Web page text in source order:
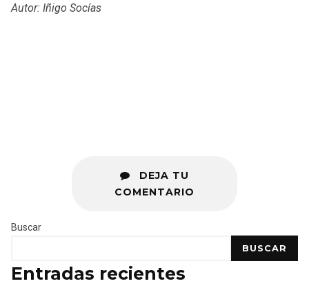
Autor: Iñigo Socías
DEJA TU
COMENTARIO
Buscar
BUSCAR
Entradas recientes